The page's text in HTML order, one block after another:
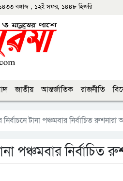
বঙ্গাব্দ , ১২ই সফর, ১৪৪৮ হিজরি
জাতীয় আন্তর্জাতিক রাজনীতি
নির্বাচনে টানা পঞ্চমবার নির্বাচিত রুশনারা
পঞ্চমবার নির্বাচিত